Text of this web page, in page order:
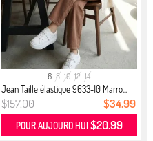
6 8 10 12 14
Jean Taille élastique 9633-10 Marro...
$157.00 $34.99
POUR AUJOURD HUI $20.99